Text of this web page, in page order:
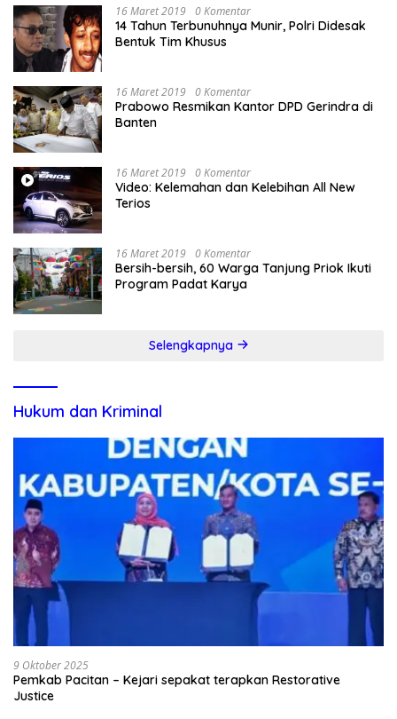
16 Maret 2019 0 Komentar
14 Tahun Terbunuhnya Munir, Polri Didesak
Bentuk Tim Khusus
16 Maret 2019 0 Komentar
Prabowo Resmikan Kantor DPD Gerindra di
Banten
16 Maret 2019 0 Komentar
Video: Kelemahan dan Kelebihan All New
Terios
16 Maret 2019 0 Komentar
Bersih-bersih, 60 Warga Tanjung Priok Ikuti
Program Padat Karya
Selengkapnya
Hukum dan Kriminal
9 Oktober 2025
Pemkab Pacitan – Kejari sepakat terapkan Restorative
Justice